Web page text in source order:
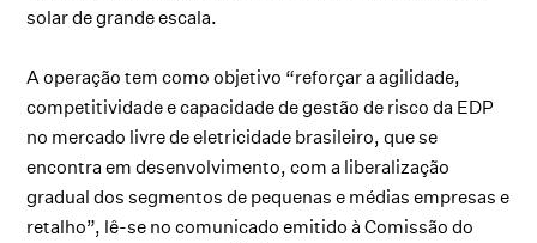
solar de grande escala.
A operação tem como objetivo “reforçar a agilidade,
competitividade e capacidade de gestão de risco da EDP
no mercado livre de eletricidade brasileiro, que se
encontra em desenvolvimento, com a liberalização
gradual dos segmentos de pequenas e médias empresas e
retalho”, lê-se no comunicado emitido à Comissão do